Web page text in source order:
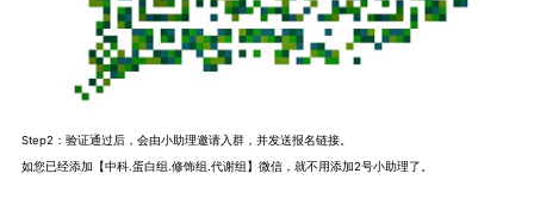
Step2：验证通过后，会由小助理邀请入群，并发送报名链接。
如您已经添加【中科.蛋白组.修饰组.代谢组】微信，就不用添加2号小助理了。